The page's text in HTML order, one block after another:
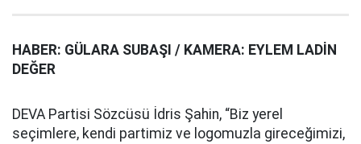
HABER: GÜLARA SUBAŞI / KAMERA: EYLEM LADİN
DEĞER
DEVA Partisi Sözcüsü İdris Şahin, “Biz yerel
seçimlere, kendi partimiz ve logomuzla gireceğimizi,